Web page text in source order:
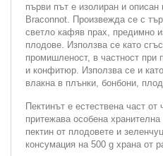
първи път е изолиран и описан
Braconnot. Произвежда се с
светло кафяв прах, предимно
плодове. Използва се като
промишленост, в частност при
и конфитюр. Използва се и
влакна в плънки, бонбони,
Пектинът е естествена част
притежава особена
пектин от плодовете и
консумация на 500 g храна от